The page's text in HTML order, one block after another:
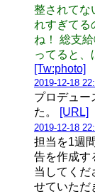
整されてな
れすぎてる
ね！ 総支
ってると、
[Tw:photo]
2019-12-18
プロデュー
た。
[URL]
2019-12-18
担当を1週
告を作成す
当してくだ
せていただ